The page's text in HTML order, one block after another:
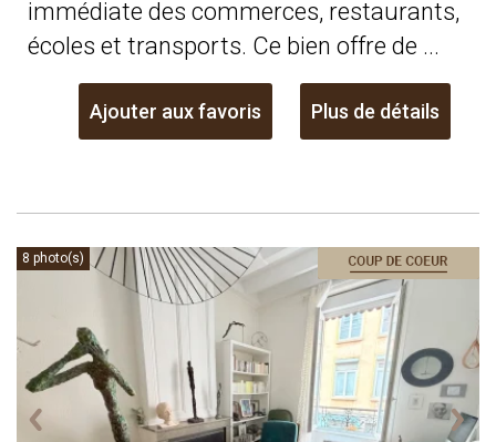
immédiate des commerces, restaurants,
écoles et transports. Ce bien offre de ...
Ajouter aux favoris Plus de détails
8 photo(s)